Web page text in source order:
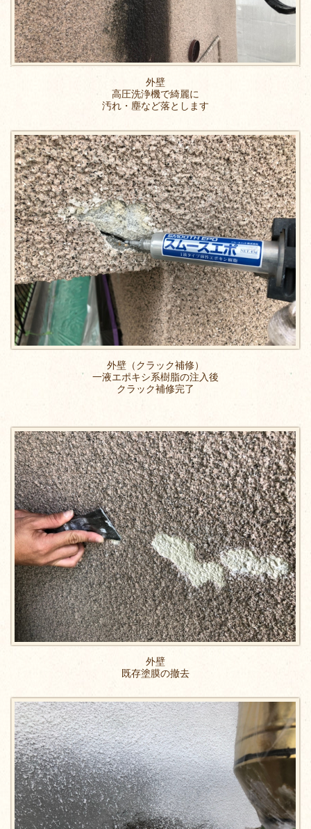
外壁
高圧洗浄機で綺麗に
汚れ・塵など落とします
外壁（クラック補修）
一液エポキシ系樹脂の注入後
クラック補修完了
外壁
既存塗膜の撤去